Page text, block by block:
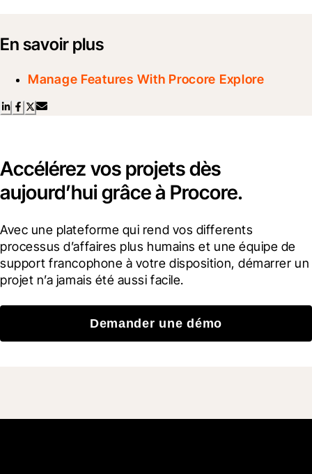
En savoir plus
Manage Features With Procore Explore
Accélérez vos projets dès
aujourd’hui grâce à Procore.
Avec une plateforme qui rend vos differents
processus d’affaires plus humains et une équipe de
support francophone à votre disposition, démarrer un
projet n’a jamais été aussi facile.
Demander une démo